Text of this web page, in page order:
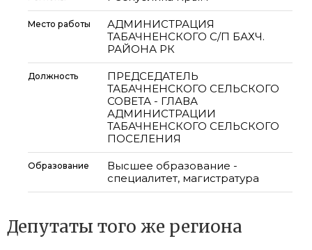
Место работы
АДМИНИСТРАЦИЯ
ТАБАЧНЕНСКОГО С/П БАХЧ.
РАЙОНА РК
Должность
ПРЕДСЕДАТЕЛЬ
ТАБАЧНЕНСКОГО СЕЛЬСКОГО
СОВЕТА - ГЛАВА
АДМИНИСТРАЦИИ
ТАБАЧНЕНСКОГО СЕЛЬСКОГО
ПОСЕЛЕНИЯ
Образование
Высшее образование -
специалитет, магистратура
Депутаты того же региона